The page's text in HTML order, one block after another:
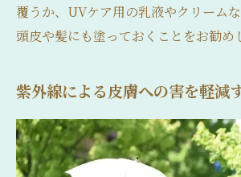
覆うか、UVケア用の乳液やクリーム
頭皮や髪にも塗っておくことをお勧め
紫外線による皮膚への害を軽減